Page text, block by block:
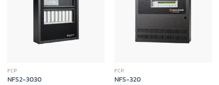
FCP
NFS2-3030
FCP
NFS-320